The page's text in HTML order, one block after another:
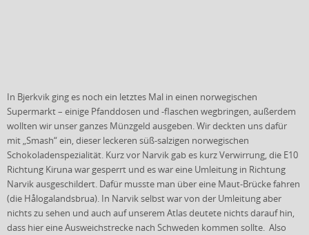
In Bjerkvik ging es noch ein letztes Mal in einen norwegischen
Supermarkt – einige Pfanddosen und -flaschen wegbringen, außerdem
wollten wir unser ganzes Münzgeld ausgeben. Wir deckten uns dafür
mit „Smash“ ein, dieser leckeren süß-salzigen norwegischen
Schokoladenspezialität. Kurz vor Narvik gab es kurz Verwirrung, die E10
Richtung Kiruna war gesperrt und es war eine Umleitung in Richtung
Narvik ausgeschildert. Dafür musste man über eine Maut-Brücke fahren
(die Hålogalandsbrua). In Narvik selbst war von der Umleitung aber
nichts zu sehen und auch auf unserem Atlas deutete nichts darauf hin,
dass hier eine Ausweichstrecke nach Schweden kommen sollte. Also